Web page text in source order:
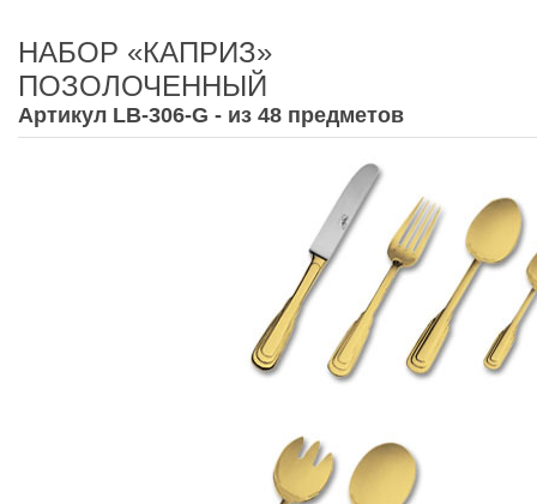
НАБОР «КАПРИЗ»
ПОЗОЛОЧЕННЫЙ
Артикул LB-306-G - из 48 предметов